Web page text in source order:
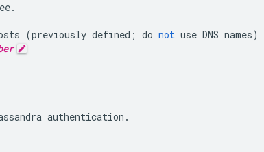
.
(previously defined ; do not use DNS names)
authentication .